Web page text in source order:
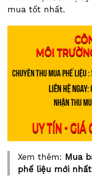
mua tốt nhất.
Xem thêm: Mua
phế liệu mới nhất